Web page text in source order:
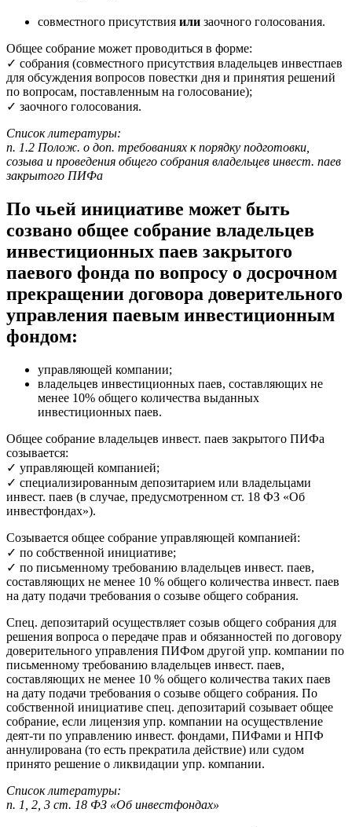
совместного присутствия или заочного голосования.
Общее собрание может проводиться в форме:
✓ собрания (совместного присутствия владельцев инвестпаев
для обсуждения вопросов повестки дня и принятия решений
по вопросам, поставленным на голосование);
✓ заочного голосования.
Список литературы:
п. 1.2 Полож. о доп. требованиях к порядку подготовки,
созыва и проведения общего собрания владельцев инвест. паев
закрытого ПИФа
По чьей инициативе может быть
созвано общее собрание владельцев
инвестиционных паев закрытого
паевого фонда по вопросу о досрочном
прекращении договора доверительного
управления паевым инвестиционным
фондом:
управляющей компании;
владельцев инвестиционных паев, составляющих не
менее 10% общего количества выданных
инвестиционных паев.
Общее собрание владельцев инвест. паев закрытого ПИФа
созывается:
✓ управляющей компанией;
✓ специализированным депозитарием или владельцами
инвест. паев (в случае, предусмотренном ст. 18 ФЗ «Об
инвестфондах»).
Созывается общее собрание управляющей компанией:
✓ по собственной инициативе;
✓ по письменному требованию владельцев инвест. паев,
составляющих не менее 10 % общего количества инвест. паев
на дату подачи требования о созыве общего собрания.
Спец. депозитарий осуществляет созыв общего собрания для
решения вопроса о передаче прав и обязанностей по договору
доверительного управления ПИФом другой упр. компании по
письменному требованию владельцев инвест. паев,
составляющих не менее 10 % общего количества таких паев
на дату подачи требования о созыве общего собрания. По
собственной инициативе спец. депозитарий созывает общее
собрание, если лицензия упр. компании на осуществление
деят-ти по управлению инвест. фондами, ПИФами и НПФ
аннулирована (то есть прекратила действие) или судом
принято решение о ликвидации упр. компании.
Список литературы:
п. 1, 2, 3 ст. 18 ФЗ «Об инвестфондах»